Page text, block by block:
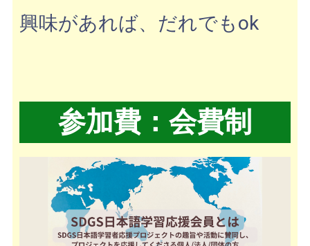
興味があれば、だれでもok
参加費：会費制